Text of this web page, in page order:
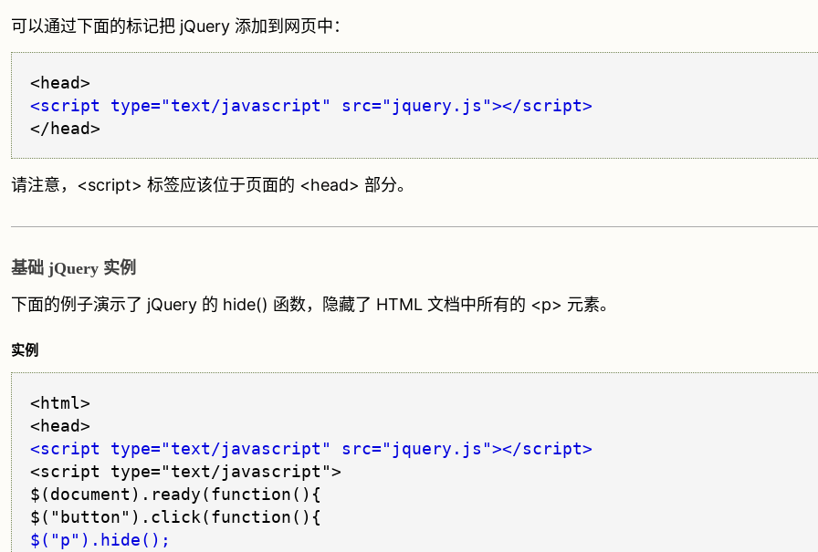
可以通过下面的标记把 jQuery 添加到网页中：
<script type="text/javascript" src="jquery.js"></script>
请注意，<script> 标签应该位于页面的 <head> 部分。
基础 jQuery 实例
下面的例子演示了 jQuery 的 hide() 函数，隐藏了 HTML 文档中所有的 <p> 元素。
实例
<html>
<script type="text/javascript" src="jquery.js"></script>
<script type="text/javascript">
$(document).ready(function(){
$("p").hide();